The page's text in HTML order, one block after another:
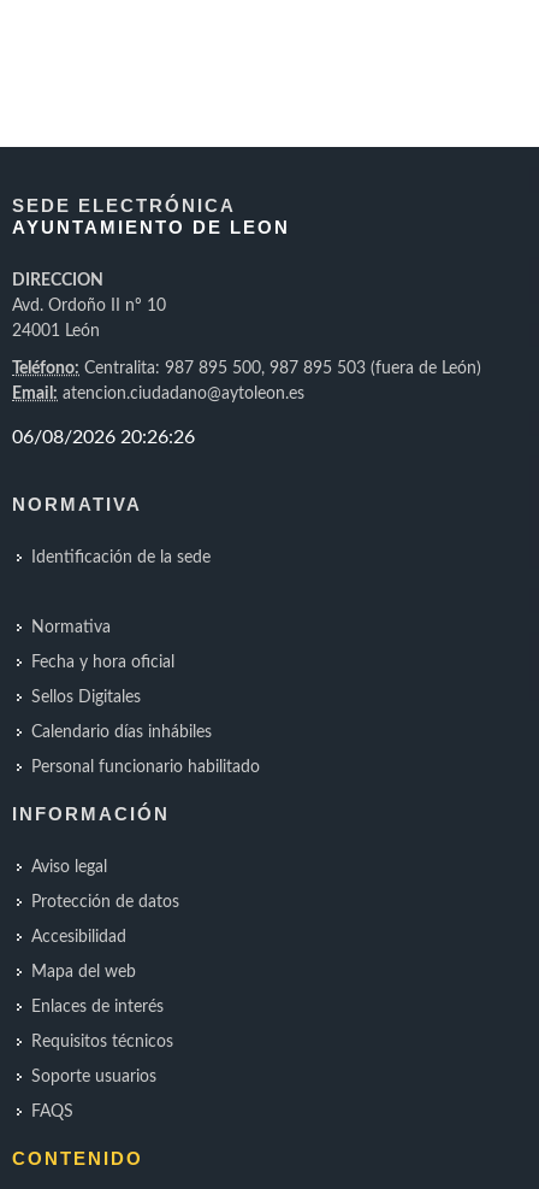
SEDE ELECTRÓNICA
AYUNTAMIENTO DE LEON
DIRECCION
Avd. Ordoño II nº 10
24001 León
Teléfono: Centralita: 987 895 500, 987 895 503 (fuera de León)
Email: atencion.ciudadano@aytoleon.es
NORMATIVA
Identificación de la sede
Normativa
Fecha y hora oficial
Sellos Digitales
Calendario días inhábiles
Personal funcionario habilitado
INFORMACIÓN
Aviso legal
Protección de datos
Accesibilidad
Mapa del web
Enlaces de interés
Requisitos técnicos
Soporte usuarios
FAQS
CONTENIDO